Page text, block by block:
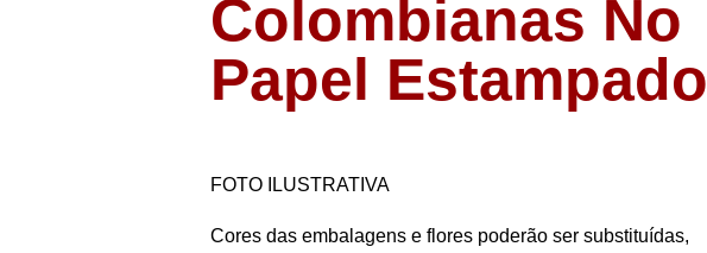
Colombianas No
Papel Estampado
FOTO ILUSTRATIVA
Cores das embalagens e flores poderão ser substituídas,